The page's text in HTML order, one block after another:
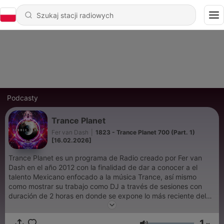
Podcasty
Trance Planet
Fer van Dash
1823 - Trance Planet 700 (Part. 1)
[16.02.2026]
Trance Planet es un programa de Radio creado por Fer van
Dash en el año 2012 con la finalidad de dar a conocer a el
talento Mexicano enfocado a la música Trance, así mismo
como mostrar su trabajo como DJ a través de sesiones con
duración de 2 horas en donde se expone lo más reciente del
genero con las producciones de grandes exponentes